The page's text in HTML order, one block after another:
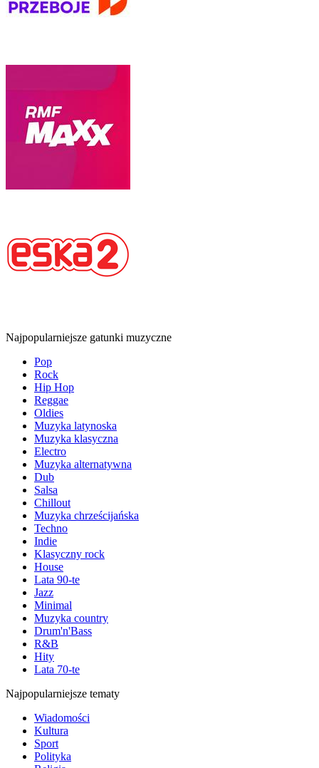
Najpopularniejsze gatunki muzyczne
Pop
Rock
Hip Hop
Reggae
Oldies
Muzyka latynoska
Muzyka klasyczna
Electro
Muzyka alternatywna
Dub
Salsa
Chillout
Muzyka chrześcijańska
Techno
Indie
Klasyczny rock
House
Lata 90-te
Jazz
Minimal
Muzyka country
Drum'n'Bass
R&B
Hity
Lata 70-te
Najpopularniejsze tematy
Wiadomości
Kultura
Sport
Polityka